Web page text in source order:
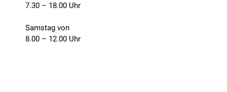
7.30 – 18.00 Uhr
Samstag von
8.00 – 12.00 Uhr